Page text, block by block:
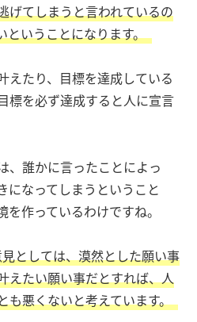
げてしまうと言われているの
ということになります。
えたり、目標を達成している
標を必ず達成すると人に宣言
、誰かに言ったことによっ
になってしまうということ
作っているわけですね。
としては、漠然とした願い事
えたい願い事だとすれば、人
も悪くないと考えています。